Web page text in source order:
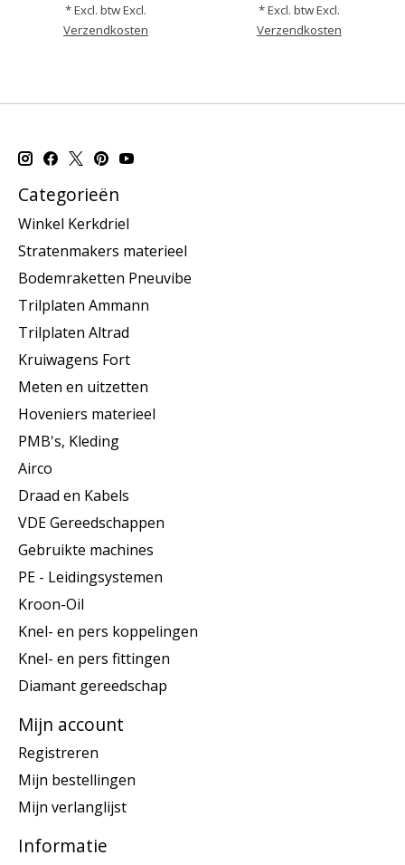
* Excl. btw Excl.
Verzendkosten
* Excl. btw Excl.
Verzendkosten
Categorieën
Winkel Kerkdriel
Stratenmakers materieel
Bodemraketten Pneuvibe
Trilplaten Ammann
Trilplaten Altrad
Kruiwagens Fort
Meten en uitzetten
Hoveniers materieel
PMB's, Kleding
Airco
Draad en Kabels
VDE Gereedschappen
Gebruikte machines
PE - Leidingsystemen
Kroon-Oil
Knel- en pers koppelingen
Knel- en pers fittingen
Diamant gereedschap
Mijn account
Registreren
Mijn bestellingen
Mijn verlanglijst
Informatie